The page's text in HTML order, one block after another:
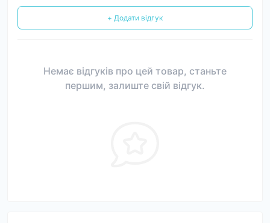
+ Додати відгук
Немає відгуків про цей товар, станьте
першим, залиште свій відгук.